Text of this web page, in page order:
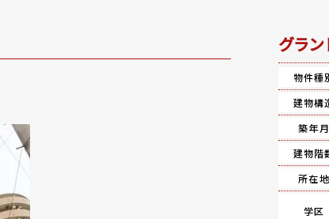
グラ
物件種
建物構
築年月
建物階
所在地
学区